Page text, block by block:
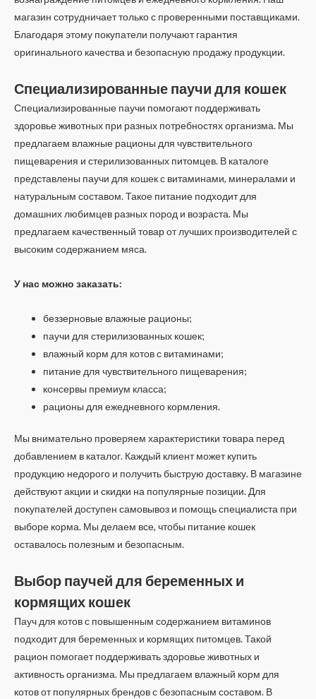
магазин сотрудничает только с проверенными поставщиками.
Благодаря этому покупатели получают гарантия
оригинального качества и безопасную продажу продукции.
Специализированные паучи для кошек
Специализированные паучи помогают поддерживать
здоровье животных при разных потребностях организма. Мы
предлагаем влажные рационы для чувствительного
пищеварения и стерилизованных питомцев. В каталоге
представлены паучи для кошек с витаминами, минералами и
натуральным составом. Такое питание подходит для
домашних любимцев разных пород и возраста. Мы
предлагаем качественный товар от лучших производителей с
высоким содержанием мяса.
У нас можно заказать:
беззерновые влажные рационы;
паучи для стерилизованных кошек;
влажный корм для котов с витаминами;
питание для чувствительного пищеварения;
консервы премиум класса;
рационы для ежедневного кормления.
Мы внимательно проверяем характеристики товара перед
добавлением в каталог. Каждый клиент может купить
продукцию недорого и получить быструю доставку. В магазине
действуют акции и скидки на популярные позиции. Для
покупателей доступен самовывоз и помощь специалиста при
выборе корма. Мы делаем все, чтобы питание кошек
оставалось полезным и безопасным.
Выбор паучей для беременных и
кормящих кошек
Пауч для котов с повышенным содержанием витаминов
подходит для беременных и кормящих питомцев. Такой
рацион помогает поддерживать здоровье животных и
активность организма. Мы предлагаем влажный корм для
котов от популярных брендов с безопасным составом. В